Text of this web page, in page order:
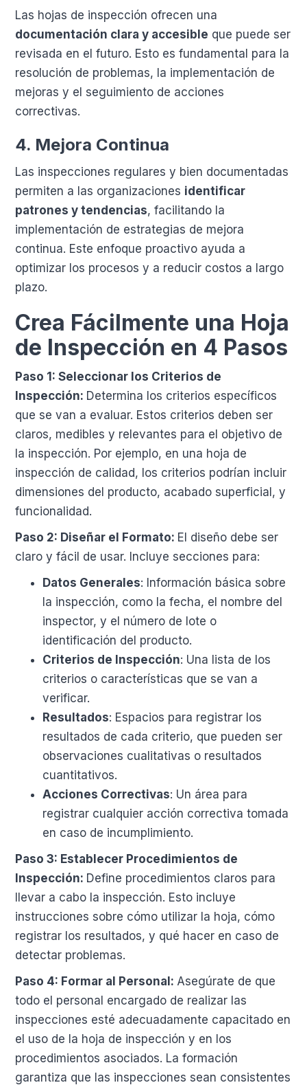
Las hojas de inspección ofrecen una
documentación clara y accesible que puede ser
revisada en el futuro. Esto es fundamental para la
resolución de problemas, la implementación de
mejoras y el seguimiento de acciones
correctivas.
4. Mejora Continua
Las inspecciones regulares y bien documentadas
permiten a las organizaciones identificar
patrones y tendencias, facilitando la
implementación de estrategias de mejora
continua. Este enfoque proactivo ayuda a
optimizar los procesos y a reducir costos a largo
plazo.
Crea Fácilmente una Hoja
de Inspección en 4 Pasos
Paso 1: Seleccionar los Criterios de
Inspección: Determina los criterios específicos
que se van a evaluar. Estos criterios deben ser
claros, medibles y relevantes para el objetivo de
la inspección. Por ejemplo, en una hoja de
inspección de calidad, los criterios podrían incluir
dimensiones del producto, acabado superficial, y
funcionalidad.
Paso 2: Diseñar el Formato: El diseño debe ser
claro y fácil de usar. Incluye secciones para:
Datos Generales: Información básica sobre
la inspección, como la fecha, el nombre del
inspector, y el número de lote o
identificación del producto.
Criterios de Inspección: Una lista de los
criterios o características que se van a
verificar.
Resultados: Espacios para registrar los
resultados de cada criterio, que pueden ser
observaciones cualitativas o resultados
cuantitativos.
Acciones Correctivas: Un área para
registrar cualquier acción correctiva tomada
en caso de incumplimiento.
Paso 3: Establecer Procedimientos de
Inspección: Define procedimientos claros para
llevar a cabo la inspección. Esto incluye
instrucciones sobre cómo utilizar la hoja, cómo
registrar los resultados, y qué hacer en caso de
detectar problemas.
Paso 4: Formar al Personal: Asegúrate de que
todo el personal encargado de realizar las
inspecciones esté adecuadamente capacitado en
el uso de la hoja de inspección y en los
procedimientos asociados. La formación
garantiza que las inspecciones sean consistentes